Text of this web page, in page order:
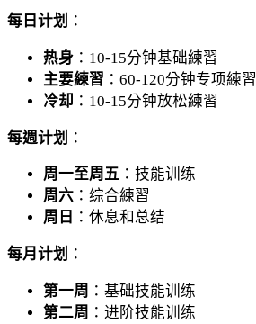
每日计划 ：
热身 ：10-15分钟基础練習
主要練習 ：60-120分钟专项練習
冷却 ：10-15分钟放松練習
每週计划 ：
周一至周五 ：技能训练
周六 ：综合練習
周日 ：休息和总结
每月计划 ：
第一周 ：基础技能训练
第二周 ：进阶技能训练